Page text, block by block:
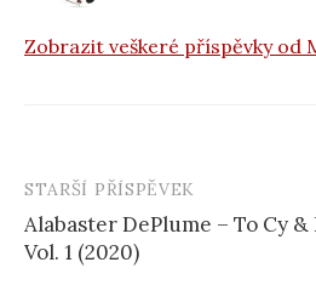
Zobrazit veškeré příspěvky od
Navigace
příspěvku
STARŠÍ PŘÍSPĚVEK
Alabaster DePlume – To Cy
Vol. 1 (2020)